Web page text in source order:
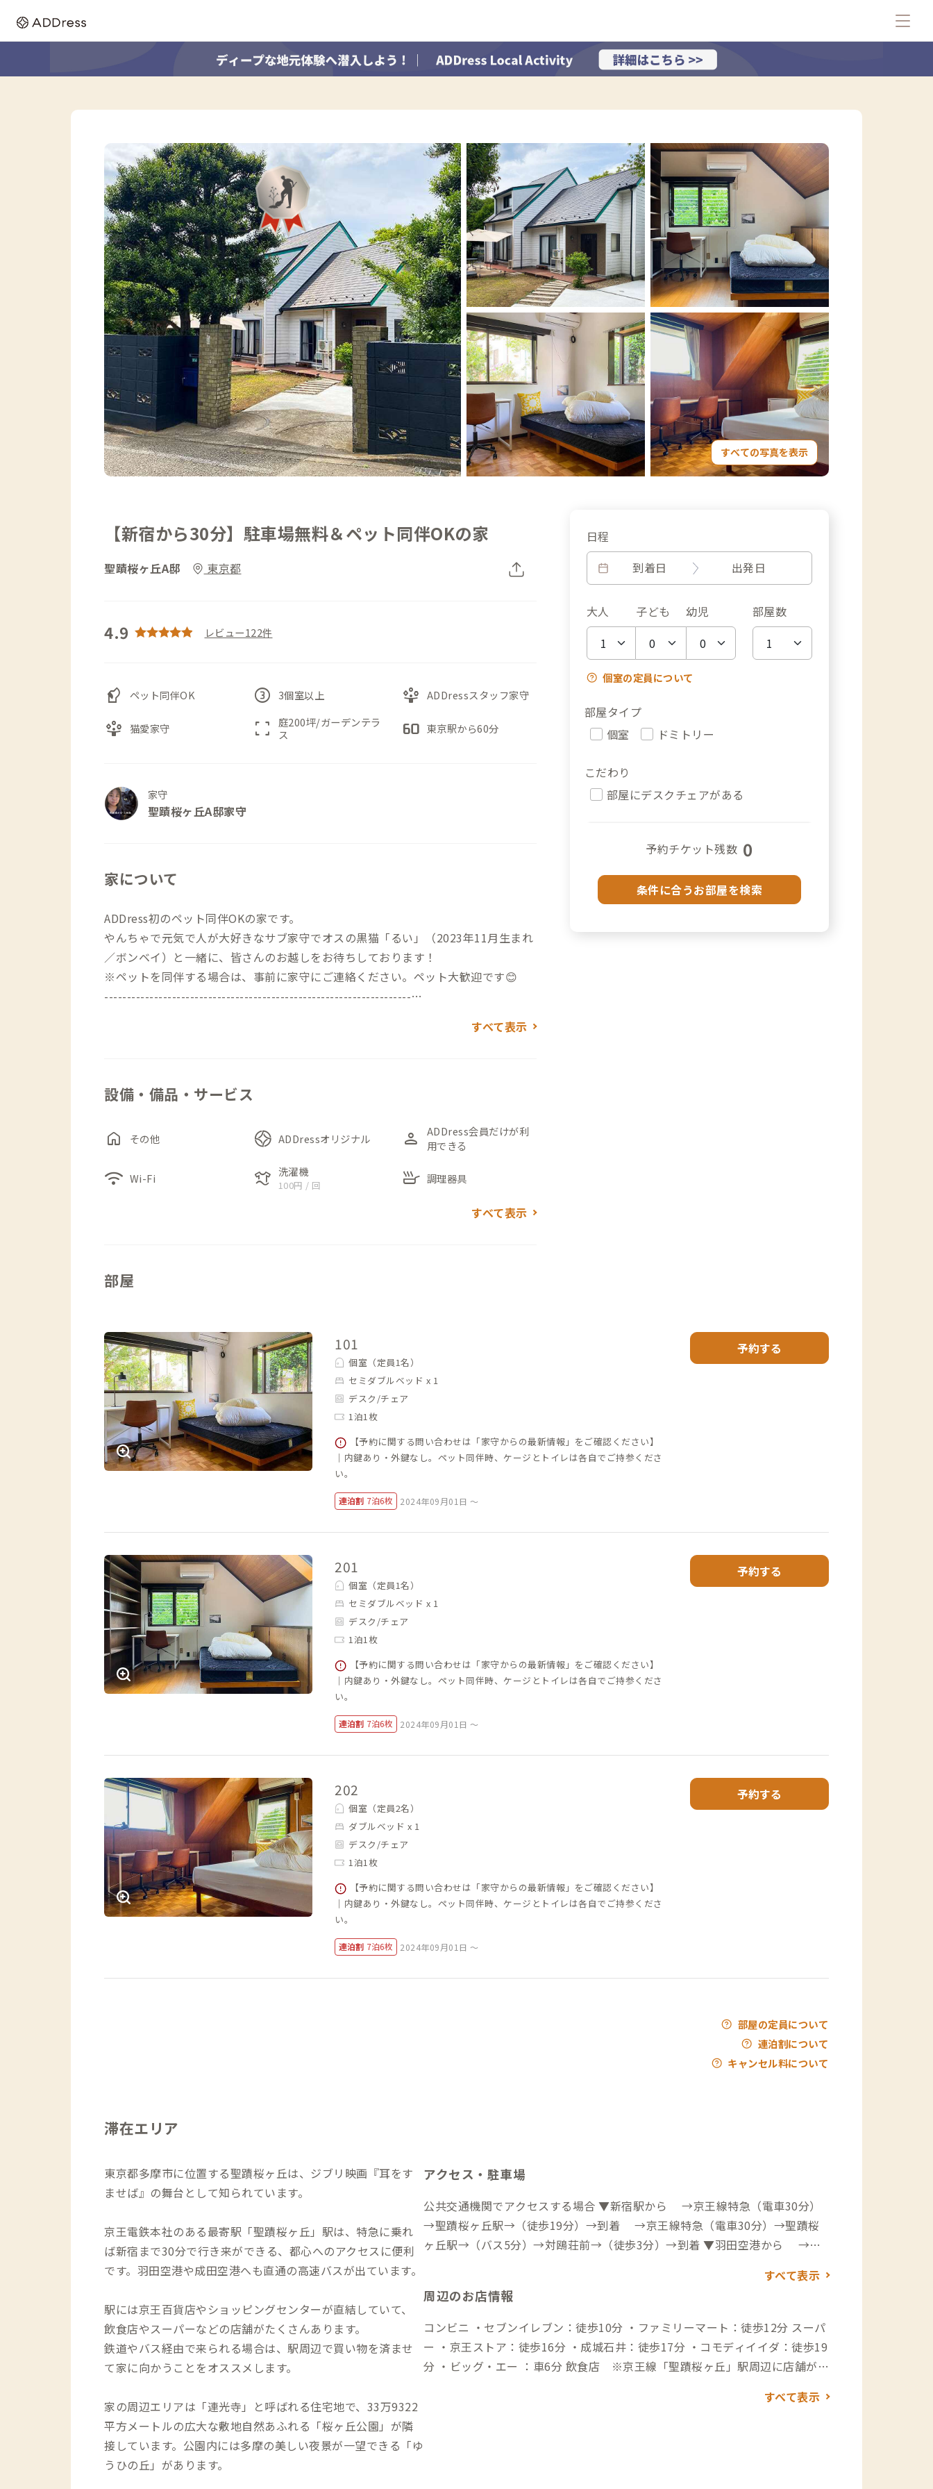
すべての写真を表示
【新宿から30分】駐車場無料＆ペット同伴OKの家
聖蹟桜ヶ丘A邸 東京都
4.9 レビュー122件
sound_detection_dog_barking ペット同伴OK counter_3 3個室以上 person_play ADDressスタッフ家守
person_play 猫愛家守 fullscreen
庭200坪/ガーデンテラ
ス
60fps 東京駅から60分
家守
聖蹟桜ヶ丘A邸家守
家について
ADDress初のペット同伴OKの家です。
やんちゃで元気で人が大好きなサブ家守でオスの黒猫「るい」（2023年11月生まれ
／ボンベイ）と一緒に、皆さんのお越しをお待ちしております！
※ペットを同伴する場合は、事前に家守にご連絡ください。ペット大歓迎です😊
--------------------------------------------------------------------
※家守不在の場合は、予約承認メッセージまたは個別メールにてご連絡いたしま
--------------------------------------------------------------------
京王線の特急が停車する「聖蹟桜ヶ丘」駅から徒歩19分。静かな住宅街に佇む、昭
和レトロな可愛らしい外観のお家です。黒いブロック塀が目印です。
キッチンの黄色い壁が特徴的なコリビングスペースには、5名が座れる大きなテーブ
の作業台の下には食品棚があり、各個室の番号が書かれた棚に持参した食品を置け
るスペースがあります。
1階奥の納戸スペースにリネン棚や消耗品類の棚があります。
各個室にはデスク＆チェアがあるので、テレワークにも最適です。
ただし、古い民家なのでオンライン会議時や動画視聴時等の音漏れにはご注意くだ
すべて表示
設備・備品・サービス
home その他 ADDressオリジナル person
ADDress会員だけが利
用できる
wifi Wi-Fi laundry 洗濯機
100円 / 回 skillet 調理器具
すべて表示
日程
到着日
出発日
大人 子ども 幼児 部屋数
個室の定員について
部屋タイプ
個室
ドミトリー
こだわり
部屋にデスクチェアがある
予約チケット残数 0
条件に合うお部屋を検索
部屋
101
個室（定員1名）
セミダブルベッド x 1
デスク/チェア
1泊1枚
【予約に関する問い合わせは「家守からの最新情報」をご確認ください】
｜内鍵あり・外鍵なし。ペット同伴時、ケージとトイレは各自でご持参くださ
い。
連泊割 7泊6枚 2024年09月01日 ～
予約する
201
個室（定員1名）
セミダブルベッド x 1
デスク/チェア
1泊1枚
【予約に関する問い合わせは「家守からの最新情報」をご確認ください】
｜内鍵あり・外鍵なし。ペット同伴時、ケージとトイレは各自でご持参くださ
い。
連泊割 7泊6枚 2024年09月01日 ～
予約する
202
個室（定員2名）
ダブルベッド x 1
デスク/チェア
1泊1枚
【予約に関する問い合わせは「家守からの最新情報」をご確認ください】
｜内鍵あり・外鍵なし。ペット同伴時、ケージとトイレは各自でご持参くださ
い。
連泊割 7泊6枚 2024年09月01日 ～
予約する
部屋の定員について
連泊割について
キャンセル料について
滞在エリア
東京都多摩市に位置する聖蹟桜ヶ丘は、ジブリ映画『耳をす
ませば』の舞台として知られています。
京王電鉄本社のある最寄駅「聖蹟桜ヶ丘」駅は、特急に乗れ
ば新宿まで30分で行き来ができる、都心へのアクセスに便利
です。羽田空港や成田空港へも直通の高速バスが出ています。
駅には京王百貨店やショッピングセンターが直結していて、
飲食店やスーパーなどの店舗がたくさんあります。
鉄道やバス経由で来られる場合は、駅周辺で買い物を済ませ
て家に向かうことをオススメします。
家の周辺エリアは「連光寺」と呼ばれる住宅地で、33万9322
平方メートルの広大な敷地自然あふれる「桜ヶ丘公園」が隣
接しています。公園内には多摩の美しい夜景が一望できる「ゆ
うひの丘」があります。
アクセス・駐車場
公共交通機関でアクセスする場合 ▼新宿駅から →京王線特急（電車30分）
→聖蹟桜ヶ丘駅→（徒歩19分）→到着 →京王線特急（電車30分）→聖蹟桜
ヶ丘駅→（バス5分）→対鴎荘前→（徒歩3分）→到着 ▼羽田空港から →
1時間20分）→聖蹟桜ヶ丘駅→（バス5分）→対鴎荘前→（徒歩3分）→到着 自
動車でアクセスする場合 ▼新宿から →（高速道18分）→稲城IC→（一般道1
3分）→到着 ▼羽田空港から →（高速道38分）→稲城IC→（一般道13分）→
到着
すべて表示
周辺のお店情報
コンビニ ・セブンイレブン：徒歩10分 ・ファミリーマート：徒歩12分 スーパ
ー ・京王ストア：徒歩16分 ・成城石井：徒歩17分 ・コモディイイダ：徒歩19
分 ・ビッグ・エー ：車6分 飲食店 ※京王線「聖蹟桜ヶ丘」駅周辺に店舗が密
すべて表示